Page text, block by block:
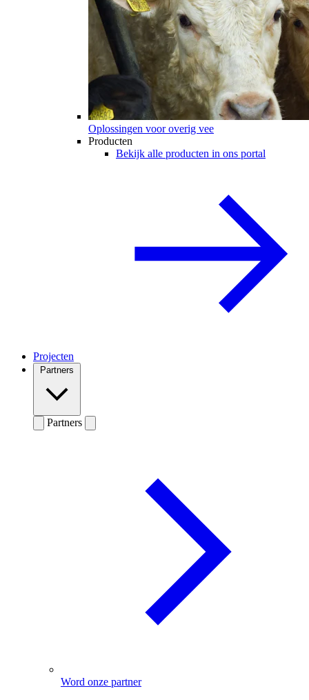
Oplossingen voor overig vee
Producten
Bekijk alle producten in ons portal
Projecten
Partners
Partners
Word onze partner